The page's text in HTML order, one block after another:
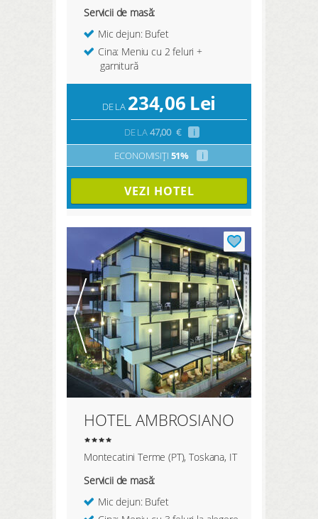
Servicii de masă:
Mic dejun: Bufet
Cina: Meniu cu 2 feluri +
garnitură
DE LA 234,06 Lei
DE LA47,00 €
i
ECONOMISIȚI 51% i
VEZI HOTEL
HOTEL AMBROSIANO
Montecatini Terme (PT), Toskana, IT
Servicii de masă:
Mic dejun: Bufet